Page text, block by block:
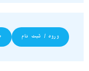
ورود / ثبت نام